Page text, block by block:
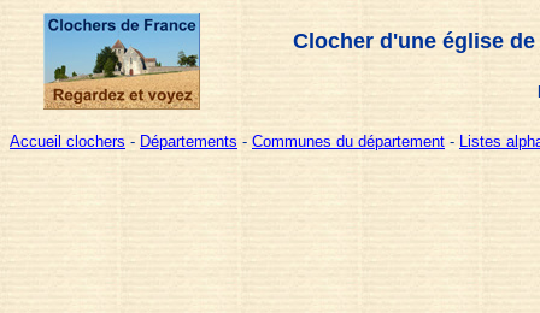
Clocher d'une église
Accueil clochers - Départements - Communes du département - Listes